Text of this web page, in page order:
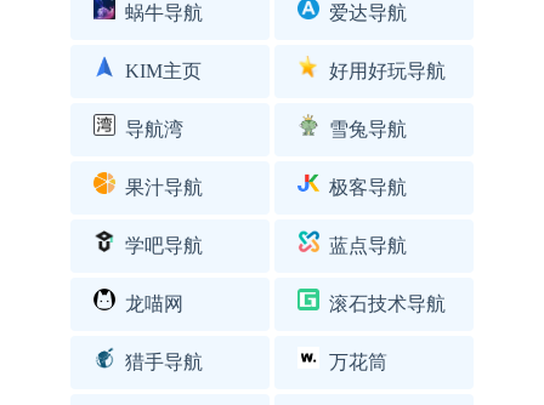
蜗牛导航 爱达导航
KIM主页 好用好玩导航
导航湾 雪兔导航
果汁导航 极客导航
学吧导航 蓝点导航
龙喵网 滚石技术导航
猎手导航 万花筒